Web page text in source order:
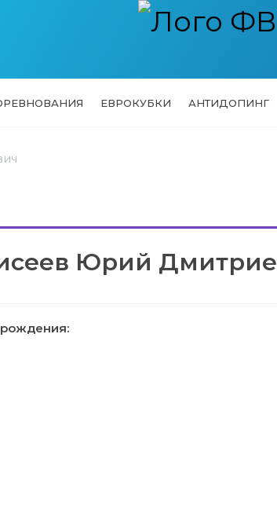
ЕВРОКУБКИ АНТИДОПИНГ
Юрий